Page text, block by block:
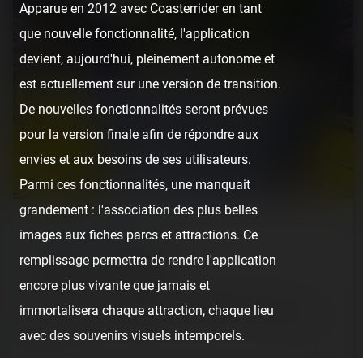
REPORT/ THEME PARK
Bakken — 19 juin 2022
atypique. C'est d'ailleurs le plus ancien parc d'attractions
en…
Apparue en 2012 avec Coasterrider en tant
que nouvelle fonctionnalité, l'application
devient, aujourd'hui, pleinement autonome et
est actuellement sur une version de transition.
De nouvelles fonctionnalités seront prévues
pour la version finale afin de répondre aux
envies et aux besoins de ses utilisateurs.
Parmi ces fonctionnalités, une manquait
grandement : l'association des plus belles
images aux fiches parcs et attractions. Ce
remplissage permettra de rendre l'application
encore plus vivante que jamais et
immortalisera chaque attraction, chaque lieu
avec des souvenirs visuels intemporels.